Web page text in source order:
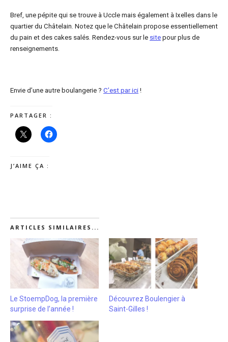
Bref, une pépite qui se trouve à Uccle mais également à Ixelles dans le
quartier du Châtelain. Notez que le Châtelain propose essentiellement
du pain et des cakes salés. Rendez-vous sur le site pour plus de
renseignements.
Envie d’une autre boulangerie ? C’est par ici !
PARTAGER :
J’AIME ÇA :
ARTICLES SIMILAIRES...
Le StoempDog, la première
surprise de l’année !
Découvrez Boulengier à
Saint-Gilles !